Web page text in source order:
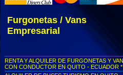
Furgonetas / Vans
Empresarial
RENTA Y ALQUILER DE FURGONETAS Y
CON CONDUCTOR EN QUITO - ECUADOR *